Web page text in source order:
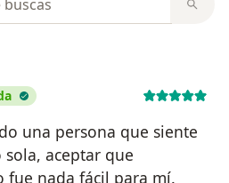
una persona que siente
aceptar que
fue nada fácil para mí.